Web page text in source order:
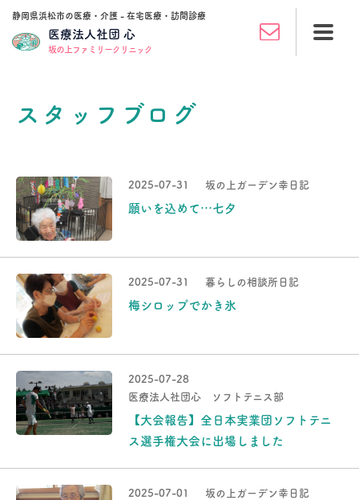
静岡県浜松市の医療・介護 - 在宅医療・訪問診療
医療法人社団 心
坂の上ファミリークリニック
スタッフブログ
2025-07-31 坂の上ガーデン幸日記
願いを込めて…七夕
2025-07-31 暮らしの相談所日記
梅シロップでかき氷
2025-07-28
医療法人社団心 ソフトテニス部
【大会報告】全日本実業団ソフトテニ
ス選手権大会に出場しました
2025-07-01 坂の上ガーデン幸日記